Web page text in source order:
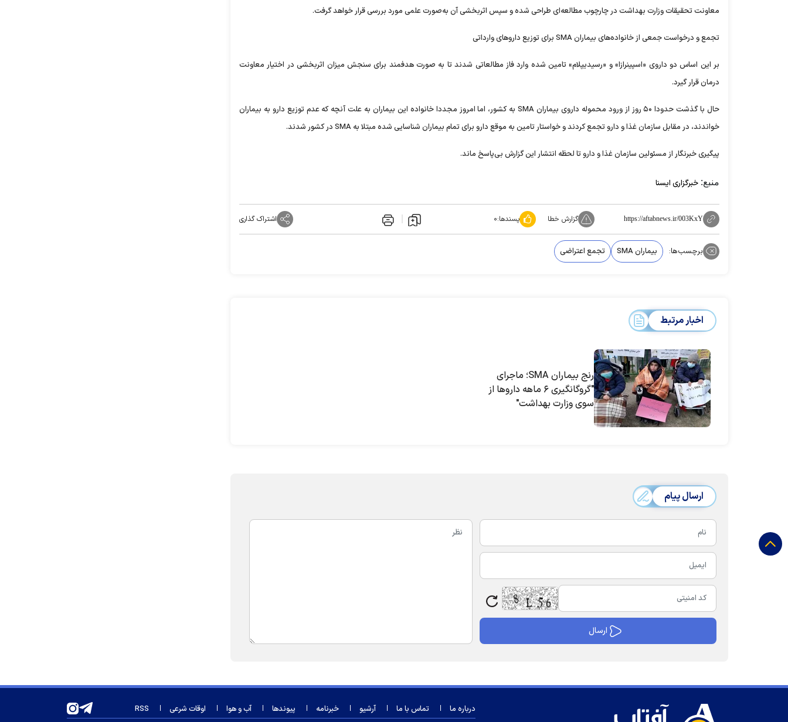
معاونت تحقیقات وزارت بهداشت در چارچوب مطالعه‌ای طراحی شده و سپس اثربخشی آن به‌صورت علمی مورد بررسی قرار خواهد گرفت.
تجمع و درخواست جمعی از خانواده‌های بیماران SMA برای توزیع دارو‌های وارداتی
بر این اساس دو داروی «اسپینرازا» و «رسیدیپلام» تامین شده وارد فاز مطالعاتی شدند تا به صورت هدفمند برای سنجش میزان اثربخشی در اختیار معاونت
درمان قرار گیرد.
حال با گذشت حدودا ۵۰ روز از ورود محموله داروی بیماران SMA به کشور، اما امروز مجددا خانواده این بیماران به علت آنچه که عدم توزیع دارو به بیماران
خواندند، در مقابل سازمان غذا و دارو تجمع کردند و خواستار تامین به موقع دارو برای تمام بیماران شناسایی شده مبتلا به SMA در کشور شدند.
پیگیری خبرنگار از مسئولین سازمان غذا و دارو تا لحظه انتشار این گزارش بی‌پاسخ ماند.
منبع: خبرگزاری ایسنا
https://aftabnews.ir/003KxY گزارش خطا پسندها:۰ اشتراک گذاری
برچسب‌ها: بیماران SMA تجمع اعتراضی
اخبار مرتبط
رنج بیماران SMA؛ ماجرای
"گروگانگیری ۶ ماهه داروها از
سوی وزارت بهداشت"
ارسال پیام
درباره ما تماس با ما آرشیو خبرنامه پیوندها آب و هوا اوقات شرعی RSS